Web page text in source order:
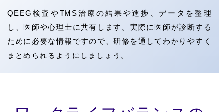
QEEG検査やTMS治療の結果や進捗、データを整理
し、医師や心理士に共有します。実際に医師が診断する
ために必要な情報ですので、研修を通してわかりやすく
まとめられるようにしましょう。